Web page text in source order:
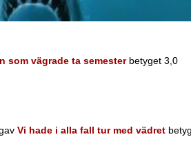
som vägrade ta semester betyget 3,0
Vi hade i alla fall tur med vädret